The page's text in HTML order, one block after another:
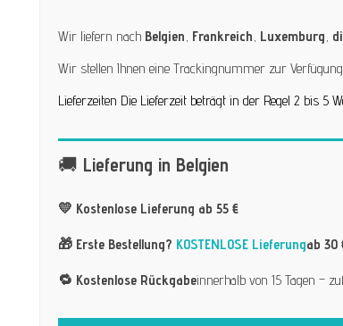
Wir liefern nach Belgien, Frankreich, Luxemburg,
Wir stellen Ihnen eine Trackingnummer zur
Lieferzeiten Die Lieferzeit beträgt in der Regel 2 bis 5
🚚 Lieferung in Belgien
💛 Kostenlose Lieferung ab 55 €
🎁 Erste Bestellung? KOSTENLOSE Lieferungab 30
🔁 Kostenlose Rückgabeinnerhalb von 15 Tagen –